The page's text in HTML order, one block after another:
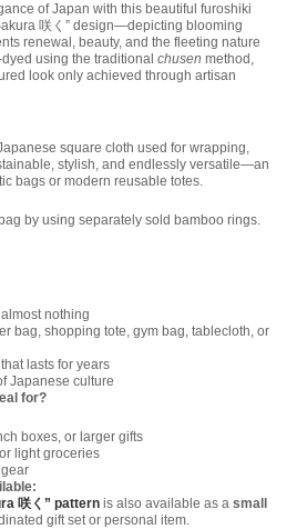
of Japan with this beautiful furoshiki
咲く” design—depicting blooming
renewal, beauty, and the fleeting nature
using the traditional chusen method,
look only achieved through artisan
square cloth used for wrapping,
stylish, and endlessly versatile—an
bags or modern reusable totes.
by using separately sold bamboo rings.
nothing
bag, shopping tote, gym bag, tablecloth, or
lasts for years
Japanese culture
for?
boxes, or larger gifts
light groceries
咲く” pattern is also available as a small
gift set or personal item.